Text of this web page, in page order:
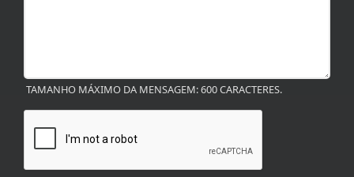
TAMANHO MÁXIMO DA MENSAGEM: 600 CARACTERES.